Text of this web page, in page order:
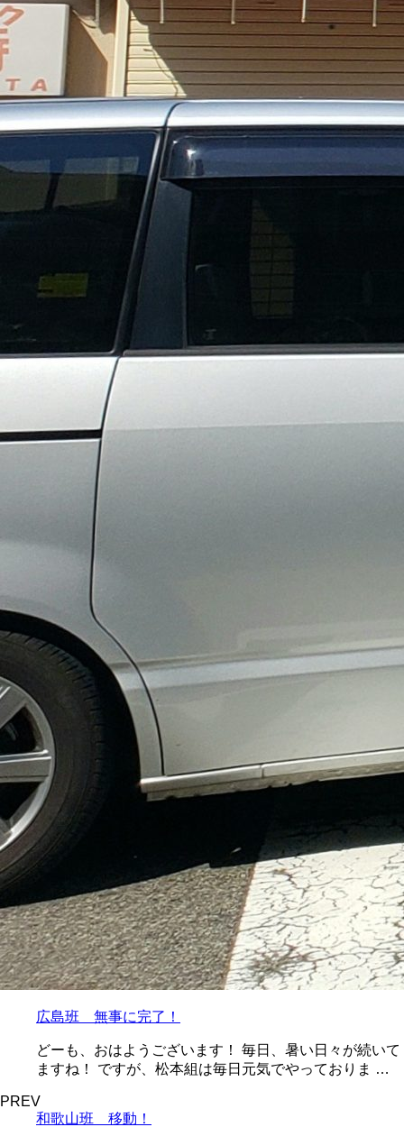
広島班 無事に完了！
どーも、おはようございます！ 毎日、暑い日々が続いて
ますね！ ですが、松本組は毎日元気でやっておりま …
PREV
和歌山班 移動！